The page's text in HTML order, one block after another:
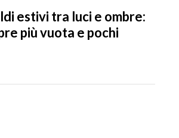
estivi tra luci e ombre:
più vuota e pochi